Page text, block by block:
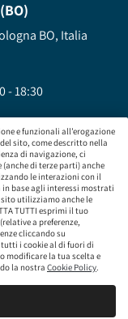
e funzionali all’erogazione
sito, come descritto nella
di navigazione, ci
di terze parti) anche
le interazioni con il
base agli interessi mostrati
utilizziamo anche le
TUTTI esprimi il tuo
a preferenze,
cliccando su
tutti i cookie al di fuori di
modificare la tua scelta e
la nostra Cookie Policy.
BO, Italia
- 18:30
REA: MI - 2083307 -
i.v.
MI
Aramis Group S.A.
dell'iscrizione al sito